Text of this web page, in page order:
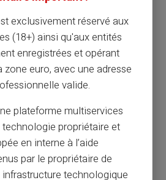
les besoins de la
y compris les professionnels.
peut nécessiter une
financière. Cette contrainte
selon les fonds
cette limitation devient souvent
maîtriser son budget.
plus que prévu évite les
Cette sécurité financière
aux personnes fragiles.
exclusivement réservé aux
(18+) ainsi qu'aux entités
enregistrées et opérant
zone euro, avec une adresse
valide.
plateforme multiservices
propriétaire et
en interne à l’aide
par le propriétaire de
infrastructure technologique